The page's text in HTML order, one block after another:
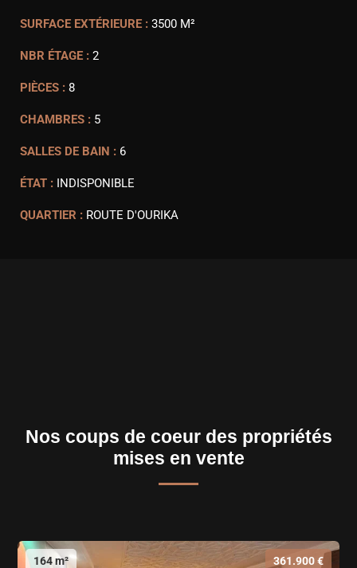
SURFACE EXTÉRIEURE : 3500 M²
NBR ÉTAGE : 2
PIÈCES : 8
CHAMBRES : 5
SALLES DE BAIN : 6
ÉTAT : INDISPONIBLE
QUARTIER : ROUTE D'OURIKA
Nos coups de coeur des propriétés
mises en vente
164 m² 361.900 €